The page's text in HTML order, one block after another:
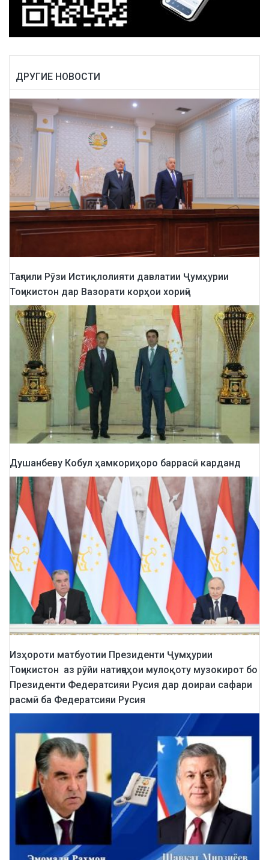
ДРУГИЕ НОВОСТИ
Таҷлили Рӯзи Истиқлолияти давлатии Ҷумҳурии
Тоҷикистон дар Вазорати корҳои хориҷӣ
Душанбеву Кобул ҳамкориҳоро баррасӣ карданд
Изҳороти матбуотии Президенти Ҷумҳурии
Тоҷикистон аз рӯйи натиҷаҳои мулоқоту музокирот бо
Президенти Федератсияи Русия дар доираи сафари
расмӣ ба Федератсияи Русия